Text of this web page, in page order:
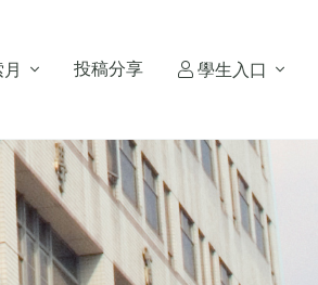
投稿分享 學生入口